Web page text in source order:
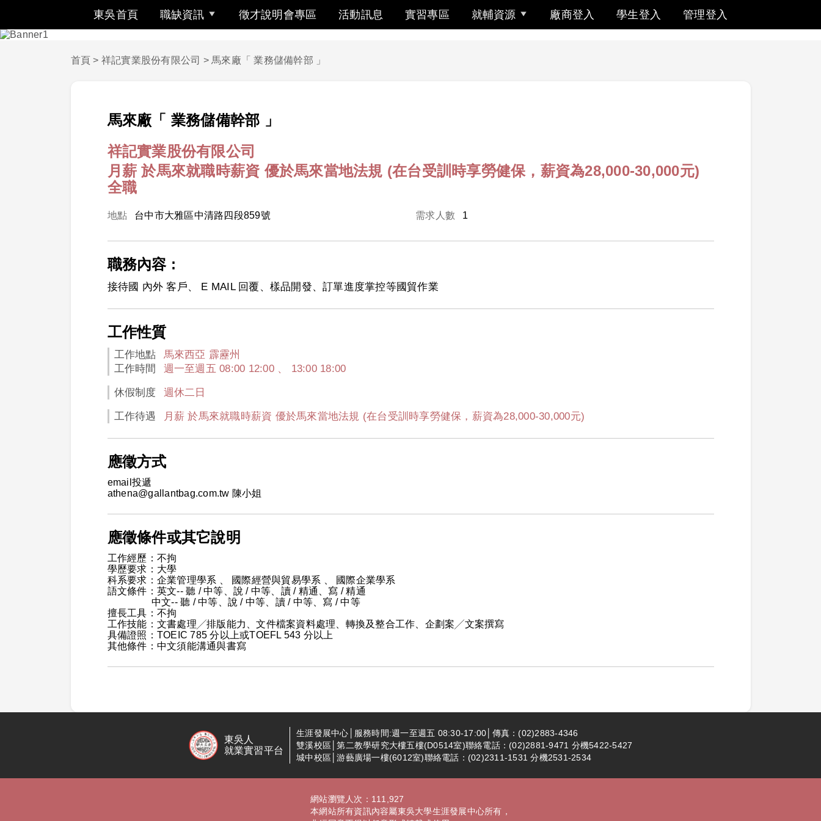
東吳首頁 職缺資訊 徵才說明會專區 活動訊息 實習專區 就輔資源 廠商登入 學生登入 管理登入
首頁 > 祥記實業股份有限公司 > 馬來廠「 業務儲備幹部 」
馬來廠「 業務儲備幹部 」
祥記實業股份有限公司
月薪 於馬來就職時薪資 優於馬來當地法規 (在台受訓時享勞健保，薪資為28,000-30,000元)
全職
地點 台中市大雅區中清路四段859號 需求人數 1
職務內容 :
接待國 內外 客戶、 E MAIL 回覆、樣品開發、訂單進度掌控等國貿作業
工作性質
工作地點
馬來西亞 霹靂州
工作時間
週一至週五 08:00 12:00 、 13:00 18:00
休假制度 週休二日
工作待遇 月薪 於馬來就職時薪資 優於馬來當地法規 (在台受訓時享勞健保，薪資為28,000-30,000元)
應徵方式
email投遞
athena@gallantbag.com.tw 陳小姐
應徵條件或其它說明
工作經歷：不拘
學歷要求：大學
科系要求：企業管理學系 、 國際經營與貿易學系 、 國際企業學系
語文條件：英文-- 聽 / 中等、說 / 中等、讀 / 精通、寫 / 精通
中文-- 聽 / 中等、說 / 中等、讀 / 中等、寫 / 中等
擅長工具：不拘
工作技能：文書處理╱排版能力、文件檔案資料處理、轉換及整合工作、企劃案╱文案撰寫
具備證照：TOEIC 785 分以上或TOEFL 543 分以上
其他條件：中文須能溝通與書寫
東吳人
就業實習平台
生涯發展中心│服務時間:週一至週五 08:30-17:00│傳真：(02)2883-4346
雙溪校區│第二教學研究大樓五樓(D0514室)聯絡電話：(02)2881-9471 分機5422-5427
城中校區│游藝廣場一樓(6012室)聯絡電話：(02)2311-1531 分機2531-2534
網站瀏覽人次：111,927
本網站所有資訊內容屬東吳大學生涯發展中心所有，